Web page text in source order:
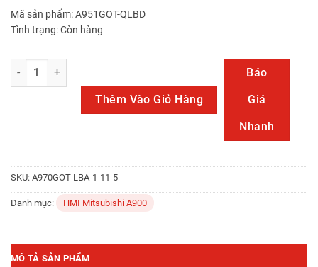
Mã sản phẩm: A951GOT-QLBD
Tình trạng: Còn hàng
A951GOT-QLBD số lượng
Thêm Vào Giỏ Hàng
Báo
Giá
Nhanh
SKU: A970GOT-LBA-1-11-5
Danh mục: HMI Mitsubishi A900
MÔ TẢ SẢN PHẨM